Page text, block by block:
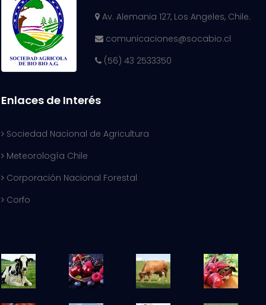
Av. Alemania 127, Los Angeles, Chile.
comunicaciones@socabio.cl
(56) 43 2533350
Enlaces de Interés
Sociedad Nacional de Agricultura
Meteorología Chile
Corporación Nacional Forestal
Corfo